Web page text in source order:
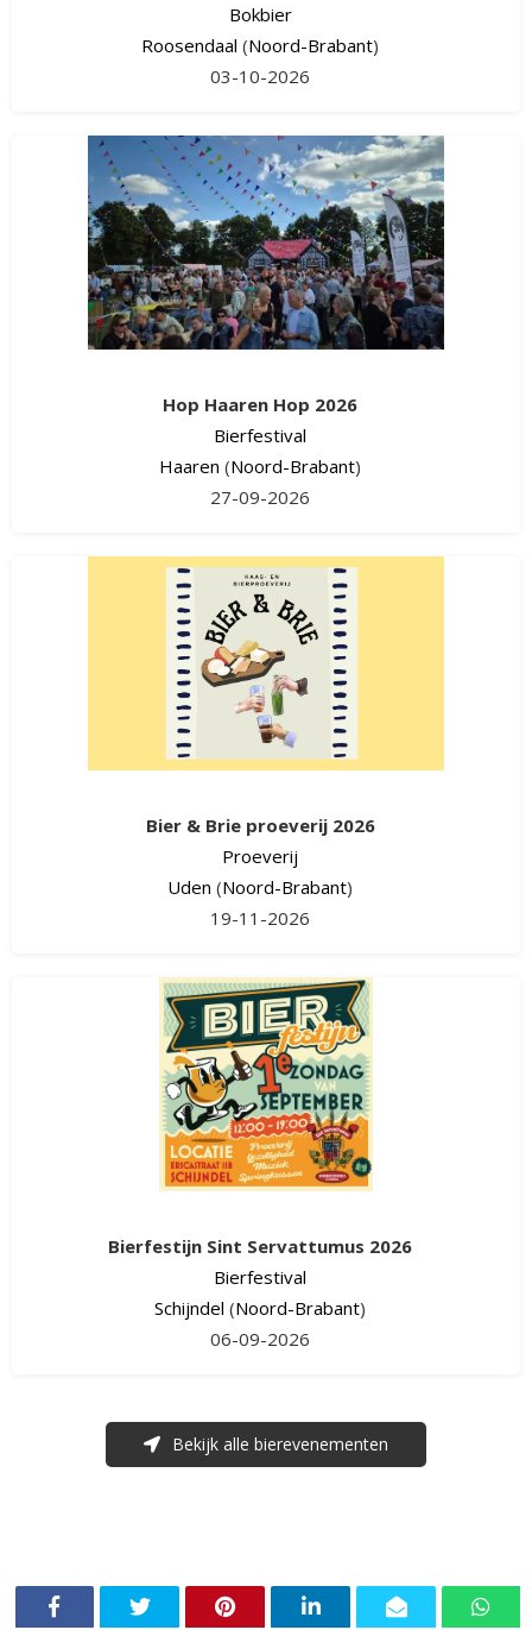
Bokbier
Roosendaal (Noord-Brabant)
03-10-2026
Hop Haaren Hop 2026
Bierfestival
Haaren (Noord-Brabant)
27-09-2026
Bier & Brie proeverij 2026
Proeverij
Uden (Noord-Brabant)
19-11-2026
Bierfestijn Sint Servattumus 2026
Bierfestival
Schijndel (Noord-Brabant)
06-09-2026
Bekijk alle bierevenementen